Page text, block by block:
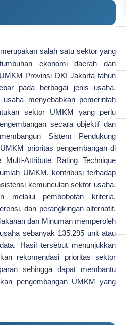
salah satu sektor yang
ekonomi daerah dan
Provinsi DKI Jakarta tahun
pada berbagai jenis usaha.
menyebabkan pemerintah
sektor UMKM yang perlu
secara objektif dan
Sistem Pendukung
prioritas pengembangan di
Attribute Rating Technique
UMKM, kontribusi terhadap
kemunculan sektor usaha.
melalui pembobotan kriteria,
dan perangkingan alternatif.
dan Minuman memperoleh
sebanyak 135.295 unit atau
Hasil tersebut menunjukkan
rekomendasi prioritas sektor
sehingga dapat membantu
pengembangan UMKM yang